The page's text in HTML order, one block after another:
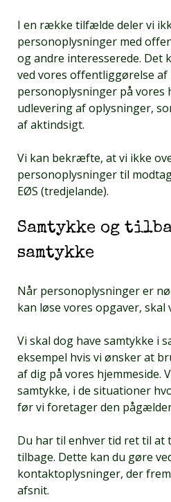
I en række tilfælde deler vi
personoplysninger med
og andre interesserede. Det
ved vores offentliggørelse
personoplysninger på vores
udlevering af oplysninger,
af aktindsigt.
Vi kan bekræfte, at vi ikke
personoplysninger til
EØS (tredjelande).
Samtykke og
samtykke
Når personoplysninger er
kan løse vores opgaver, skal
Vi skal dog have samtykke
eksempel hvis vi ønsker at
af dig på vores hjemmeside.
samtykke, i de situationer
før vi foretager den
Du har til enhver tid ret til at
tilbage. Dette kan du gøre
kontaktoplysninger, der
afsnit.